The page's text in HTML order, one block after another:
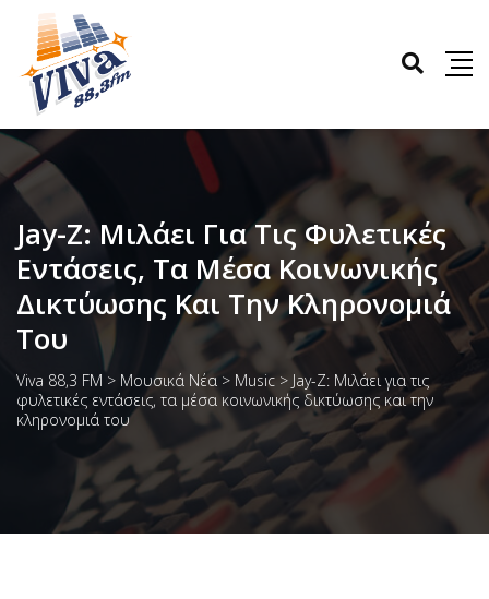
Jay-Z: Μιλάει Για Τις Φυλετικές
Εντάσεις, Τα Μέσα Κοινωνικής
Δικτύωσης Και Την Κληρονομιά
Του
Viva 88,3 FM > Μουσικά Νέα > Music > Jay-Z: Μιλάει για τις
φυλετικές εντάσεις, τα μέσα κοινωνικής δικτύωσης και την
κληρονομιά του